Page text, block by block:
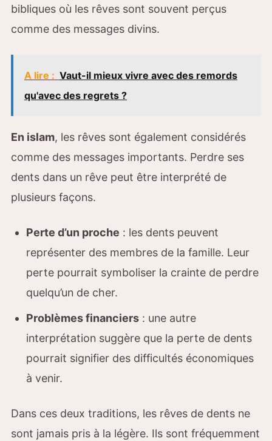
bibliques où les rêves sont souvent perçus
comme des messages divins.
A lire : Vaut-il mieux vivre avec des remords
qu'avec des regrets ?
En islam, les rêves sont également considérés
comme des messages importants. Perdre ses
dents dans un rêve peut être interprété de
plusieurs façons.
Perte d’un proche : les dents peuvent
représenter des membres de la famille. Leur
perte pourrait symboliser la crainte de perdre
quelqu’un de cher.
Problèmes financiers : une autre
interprétation suggère que la perte de dents
pourrait signifier des difficultés économiques
à venir.
Dans ces deux traditions, les rêves de dents ne
sont jamais pris à la légère. Ils sont fréquemment